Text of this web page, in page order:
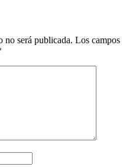
no será publicada. Los campos